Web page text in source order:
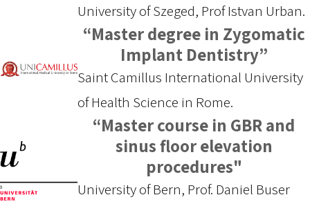
University of Szeged, Prof Istvan Urban.
“Master degree in Zygomatic
Implant Dentistry”
Saint Camillus International University
of Health Science in Rome.
“Master course in GBR and
sinus floor elevation
procedures"
University of Bern, Prof. Daniel Buser